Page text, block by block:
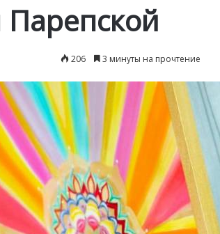
206 3 минуты на прочтение